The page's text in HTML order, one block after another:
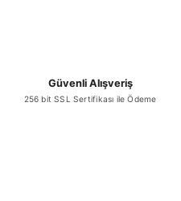
Güvenli Alışveriş
256 bit SSL Sertifikası ile Ödeme